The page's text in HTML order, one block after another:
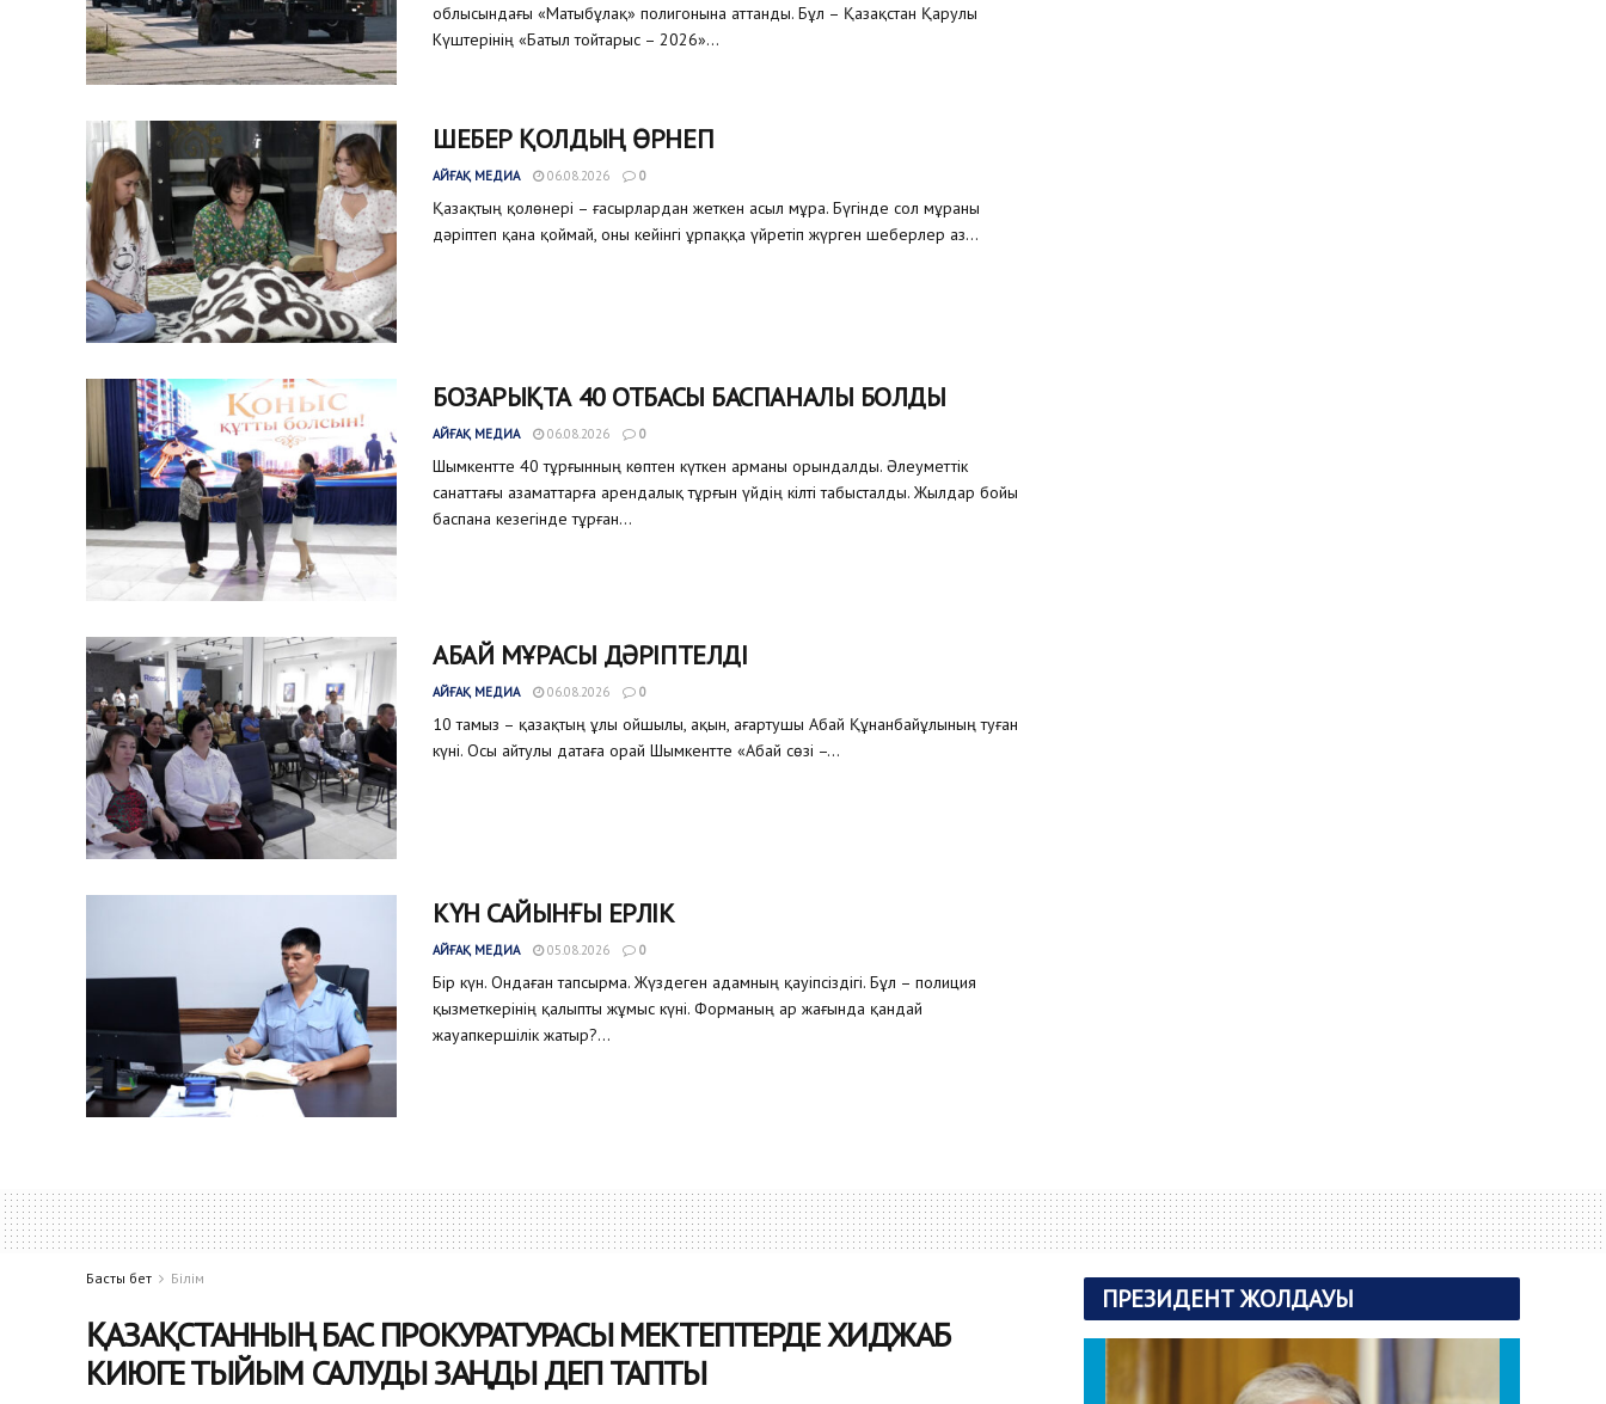
облысындағы «Матыбұлақ» полигонына аттанды. Бұл – Қазақстан Қарулы
Күштерінің «Батыл тойтарыс – 2026»...
ШЕБЕР ҚОЛДЫҢ ӨРНЕГІ
АЙҒАҚ МЕДИА 06.08.2026 0
Қазақтың қолөнері – ғасырлардан жеткен асыл мұра. Бүгінде сол мұраны
дәріптеп қана қоймай, оны кейінгі ұрпаққа үйретіп жүрген шеберлер аз...
БОЗАРЫҚТА 40 ОТБАСЫ БАСПАНАЛЫ БОЛДЫ
АЙҒАҚ МЕДИА 06.08.2026 0
Шымкентте 40 тұрғынның көптен күткен арманы орындалды. Әлеуметтік
санаттағы азаматтарға арендалық тұрғын үйдің кілті табысталды. Жылдар бойы
баспана кезегінде тұрған...
АБАЙ МҰРАСЫ ДӘРІПТЕЛДІ
АЙҒАҚ МЕДИА 06.08.2026 0
10 тамыз – қазақтың ұлы ойшылы, ақын, ағартушы Абай Құнанбайұлының туған
күні. Осы айтулы датаға орай Шымкентте «Абай сөзі –...
КҮН САЙЫНҒЫ ЕРЛІК
АЙҒАҚ МЕДИА 05.08.2026 0
Бір күн. Ондаған тапсырма. Жүздеген адамның қауіпсіздігі. Бұл – полиция
қызметкерінің қалыпты жұмыс күні. Форманың ар жағында қандай
жауапкершілік жатыр?...
Басты бет Білім
ҚАЗАҚСТАННЫҢ БАС ПРОКУРАТУРАСЫ МЕКТЕПТЕРДЕ ХИДЖАБ
КИЮГЕ ТЫЙЫМ САЛУДЫ ЗАҢДЫ ДЕП ТАПТЫ
ПРЕЗИДЕНТ ЖОЛДАУЫ